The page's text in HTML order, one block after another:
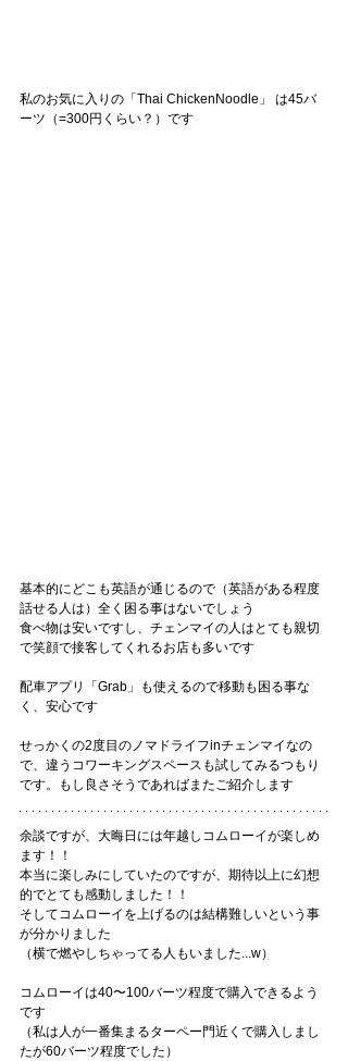
私のお気に入りの「Thai ChickenNoodle」 は45バ
ーツ（=300円くらい？）です
基本的にどこも英語が通じるので（英語がある程度
話せる人は）全く困る事はないでしょう
食べ物は安いですし、チェンマイの人はとても親切
で笑顔で接客してくれるお店も多いです
配車アプリ「Grab」も使えるので移動も困る事な
く、安心です
せっかくの2度目のノマドライフinチェンマイなの
で、違うコワーキングスペースも試してみるつもり
です。もし良さそうであればまたご紹介します
余談ですが、大晦日には年越しコムローイが楽しめ
ます！！
本当に楽しみにしていたのですが、期待以上に幻想
的でとても感動しました！！
そしてコムローイを上げるのは結構難しいという事
が分かりました
（横で燃やしちゃってる人もいました...w）
コムローイは40〜100バーツ程度で購入できるよう
です
（私は人が一番集まるターペー門近くで購入しまし
たが60バーツ程度でした）